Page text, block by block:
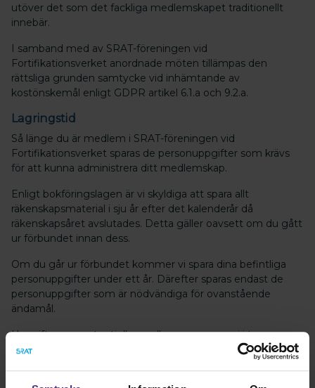
utöver det som det fackliga medlemskapet traditionellt
innebär.
I samband med av SRAT-föreningen vid
Fortifikationsverket anordnade möten tillämpas den
rättsliga grunden samtycke vid inhämtande av
kostönskemål enligt GDPR artikel 6.1.a och 9.2.a.
Lagringstid
Så länge du är medlem i SRAT-föreningen vid
Fortifikationsverket sparas de personuppgifter som krävs
för att kunna administrera ditt medlemskap.
Enligt bokföringslagen är vi skyldiga att spara allt
räkenskapsmaterial i sju år efter det kalenderår då
räkenskapsåret avslutades. Detta gäller oavsett om du gått
ur förbundet innan dess.
Om du går ur förbundet kommer vi spara dina befintliga
personuppgifter under ett år. Därefter sparas endast de
personuppgifter som är nödvändiga för ovanstående
ändamål.
Uppgifter om potentiella medlemmar sparar vi i tre
månader.
Dina rättigheter